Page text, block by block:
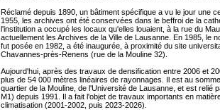
Réclamé depuis 1890, un bâtiment spécifique a vu le jour une
1955, les archives ont été conservées dans le beffroi de la
l'institution a occupé les locaux qu'elles louaient, à la rue du
actuellement les Archives de la Ville de Lausanne. En 1985, le
fut posée en 1982, a été inaugurée, à proximité du site
Chavannes-près-Renens (rue de la Mouline 32).
Aujourd'hui, après des travaux de densification entre 2006 et
plus de 54 000 mètres linéaires de rayonnages. Il est au
quartier de la Mouline, de l'Université de Lausanne, et est relié
M1) depuis 1991. Il a fait l'objet de travaux importants en
climatisation (2001-2002, puis 2023-2026).